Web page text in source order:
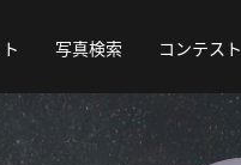
写真検索 コンテスト